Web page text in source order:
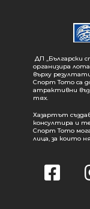
ДП „Български
организира
върху
Спорт Тото са
атрактивни
тях.
Хазартът
консултира и
Спорт Тото
лица, за които